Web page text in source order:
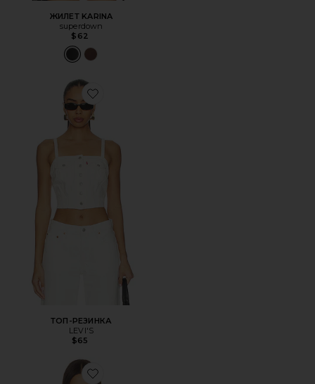
ЖИЛЕТ KARINA
superdown
$62
Favorite ТОП-РЕЗИНКА
ТОП-РЕЗИНКА
LEVI'S
$65
Favorite ТОП AGNES